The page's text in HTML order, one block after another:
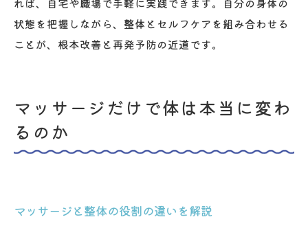
状態を把握しながら、整体とセルフケアを組み合わせる
ことが、根本改善と再発予防の近道です。
マッサージだけで体は本当に変わ
るのか
マッサージと整体の役割の違いを解説